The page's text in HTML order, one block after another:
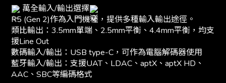
萬全輸入/輸出選擇
R5 (Gen 2)作為入門機種，提供多種輸入輸出途徑。
類比輸出：3.5mm單端、2.5mm平衡、4.4mm平衡，均支
援Line Out
數碼輸入/輸出：USB type-C，可作為電腦解碼器使用
藍牙輸入/輸出：支援UAT、LDAC、aptX、aptX HD、
AAC、SBC等編碼格式